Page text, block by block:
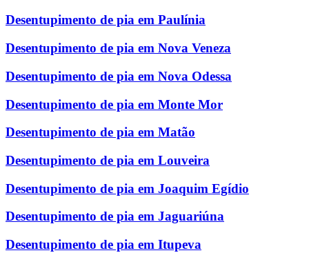
Desentupimento de pia em Paulínia
Desentupimento de pia em Nova Veneza
Desentupimento de pia em Nova Odessa
Desentupimento de pia em Monte Mor
Desentupimento de pia em Matão
Desentupimento de pia em Louveira
Desentupimento de pia em Joaquim Egídio
Desentupimento de pia em Jaguariúna
Desentupimento de pia em Itupeva